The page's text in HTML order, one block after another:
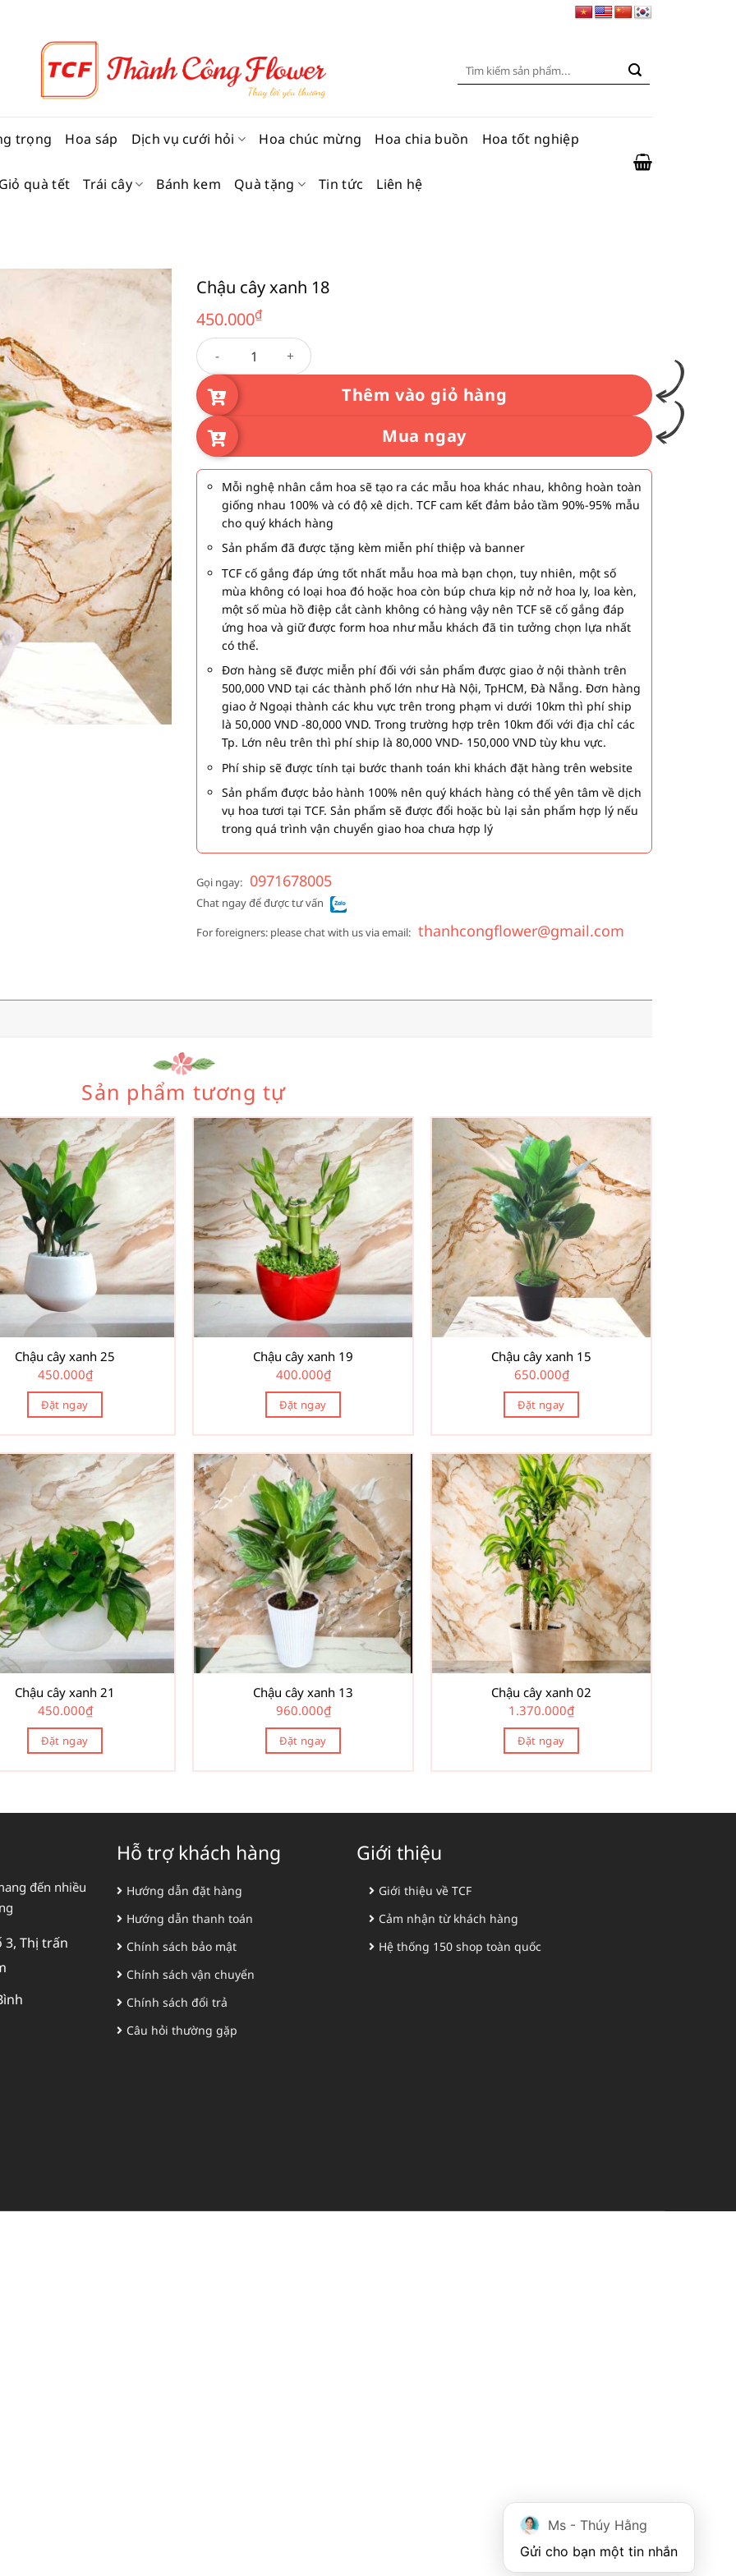
Tìm
trọng Hoa sáp Dịch vụ cưới hỏi Hoa chúc mừng Hoa chia buồn Hoa tốt nghiệp
Giỏ quà tết Trái cây Bánh kem Quà tặng Tin tức Liên hệ
Chậu cây xanh 18
450.000₫
Chậu cây xanh 18 số lượng
Thêm vào giỏ hàng
Mua ngay
Mỗi nghệ nhân cắm hoa sẽ tạo ra các mẫu hoa khác nhau, không hoàn toàn
giống nhau 100% và có độ xê dịch. TCF cam kết đảm bảo tầm 90%-95% mẫu
cho quý khách hàng
Sản phẩm đã được tặng kèm miễn phí thiệp và banner
TCF cố gắng đáp ứng tốt nhất mẫu hoa mà bạn chọn, tuy nhiên, một số
mùa không có loại hoa đó hoặc hoa còn búp chưa kịp nở nở hoa ly, loa kèn,
một số mùa hồ điệp cắt cành không có hàng vậy nên TCF sẽ cố gắng đáp
ứng hoa và giữ được form hoa như mẫu khách đã tin tưởng chọn lựa nhất
có thể.
Đơn hàng sẽ được miễn phí đối với sản phẩm được giao ở nội thành trên
500,000 VND tại các thành phố lớn như Hà Nội, TpHCM, Đà Nẵng. Đơn hàng
giao ở Ngoại thành các khu vực trên trong phạm vi dưới 10km thì phí ship
là 50,000 VND -80,000 VND. Trong trường hợp trên 10km đối với địa chỉ các
Tp. Lớn nêu trên thì phí ship là 80,000 VND- 150,000 VND tùy khu vực.
Phí ship sẽ được tính tại bước thanh toán khi khách đặt hàng trên website
Sản phẩm được bảo hành 100% nên quý khách hàng có thể yên tâm về dịch
vụ hoa tươi tại TCF. Sản phẩm sẽ được đổi hoặc bù lại sản phẩm hợp lý nếu
trong quá trình vận chuyển giao hoa chưa hợp lý
Gọi ngay: 0971678005
Chat ngay để được tư vấn
For foreigners: please chat with us via email: thanhcongflower@gmail.com
Sản phẩm tương tự
Chậu cây xanh 25
450.000₫
Đặt ngay
Chậu cây xanh 19
400.000₫
Đặt ngay
Chậu cây xanh 15
650.000₫
Đặt ngay
Chậu cây xanh 21
450.000₫
Đặt ngay
Chậu cây xanh 13
960.000₫
Đặt ngay
Chậu cây xanh 02
1.370.000₫
Đặt ngay
đến nhiều
3, Thị trấn
Hỗ trợ khách hàng
Hướng dẫn đặt hàng
Hướng dẫn thanh toán
Chính sách bảo mật
Chính sách vận chuyển
Chính sách đổi trả
Câu hỏi thường gặp
Giới thiệu
Giới thiệu về TCF
Cảm nhận từ khách hàng
Hệ thống 150 shop toàn quốc
Ms - Thúy Hằng
Gửi cho bạn một tin nhắn